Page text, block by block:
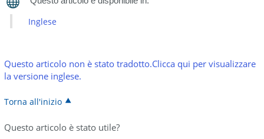
Inglese
Questo articolo non è stato tradotto.Clicca qui per visualizzare
la versione inglese.
Torna all'inizio
Questo articolo è stato utile?